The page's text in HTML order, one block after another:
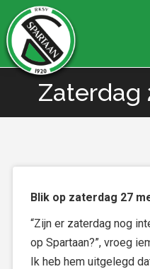
Zaterdag
Je
Blik op zaterdag 27
“Zijn er zaterdag nog
op Spartaan?”, vroeg
Ik heb hem uitgelegd